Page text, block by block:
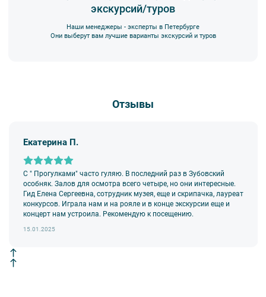
экскурсий/туров
Наши менеджеры - эксперты в Петербурге
Они выберут вам лучшие варианты экскурсий и туров
Отзывы
Екатерина П.
С " Прогулками" часто гуляю. В последний раз в Зубовский
особняк. Залов для осмотра всего четыре, но они интересные.
Гид Елена Сергеевна, сотрудник музея, еще и скрипачка, лауреат
конкурсов. Играла нам и на рояле и в конце экскурсии еще и
концерт нам устроила. Рекомендую к посещению.
15.01.2025